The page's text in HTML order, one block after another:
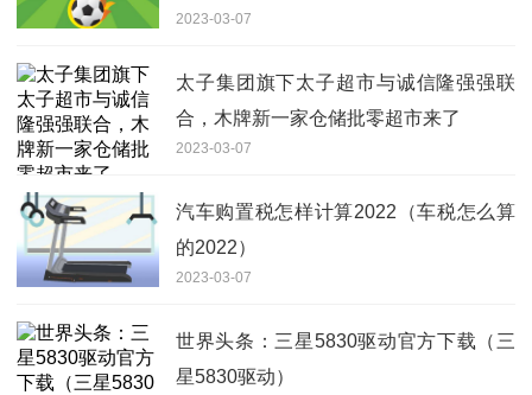
2023-03-07
太子集团旗下太子超市与诚信隆强强联
合，木牌新一家仓储批零超市来了
2023-03-07
汽车购置税怎样计算2022（车税怎么算
的2022）
2023-03-07
世界头条：三星5830驱动官方下载（三
星5830驱动）